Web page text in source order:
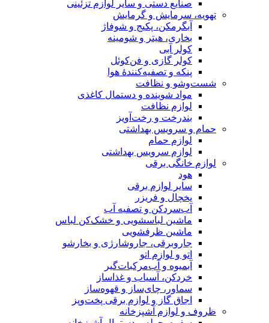
صنایع دستی و سایر لوازم تزئینی
تهویه، سرمایش و گرمایش
آبگرمکن، پکیج و شوفاژ
بخاری، هیتر و شومینه
کولر آبی
کولر گازی و فن‌کوئل
پنکه و تصفیه‌کنندهٔ هوا
شست‌وشو و نظافت
مواد شوینده و دستمال کاغذی
لوازم نظافت
بندرخت و رخت‌آویز
حمام و سرویس بهداشتی
لوازم حمام
لوازم سرویس بهداشتی
لوازم خانگی برقی
هود
سایر لوازم برقی
یخچال و فریزر
آب‌سردکن و تصفیه آب
ماشین لباسشویی و خشک‌کن لباس
ماشین ظرفشویی
جاروبرقی، جاروشارژی و بخارشو
اتو و لوازم اتو
آبمیوه و آب‌مرکبات‌گیر
خردکن، آسیاب و غذاساز
سماور، چای‌ساز و قهوه‌ساز
اجاق گاز و لوازم برقی پخت‌وپز
ظروف و لوازم آشپزخانه